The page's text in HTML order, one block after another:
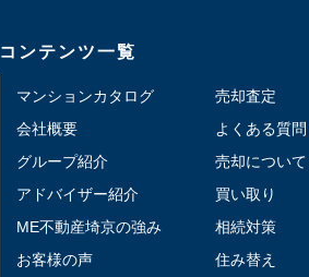
コンテンツ一覧
マンションカタログ
会社概要
グループ紹介
アドバイザー紹介
ME不動産埼京の強み
お客様の声
売却査定
よくある質問
売却について
買い取り
相続対策
住み替え